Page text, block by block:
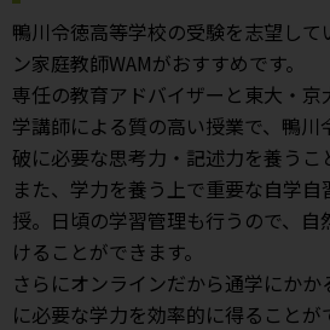
鴨川令徳高等学校の受験を志望して
ン家庭教師WAMがおすすめです。
専任の教育アドバイザーと東大・
学講師による質の高い授業で、鴨川
破に必要な思考力・記述力を養うこ
また、学力を養う上で重要な自学
授。日頃の学習管理も行うので、自
けることができます。
さらにオンラインだから通学にか
に必要な学力を効率的に得ることが